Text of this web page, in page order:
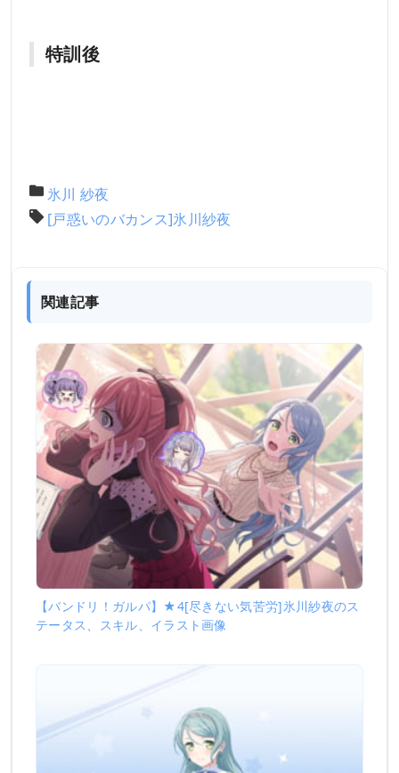
特訓後
氷川 紗夜
[戸惑いのバカンス]氷川紗夜
関連記事
【バンドリ！ガルパ】★4[尽きない気苦労]氷川紗夜のス
テータス、スキル、イラスト画像